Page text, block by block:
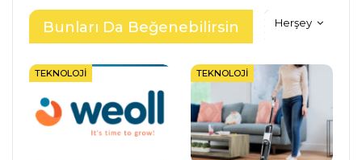
Herşey
Bunları Da Beğenebilirsin
TEKNOLOJI TEKNOLOJI